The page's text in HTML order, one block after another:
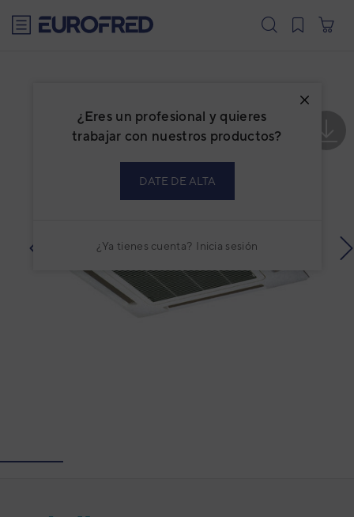
¿Eres un profesional y quieres
trabajar con nuestros productos?
DATE DE ALTA
¿Ya tienes cuenta? Inicia sesión